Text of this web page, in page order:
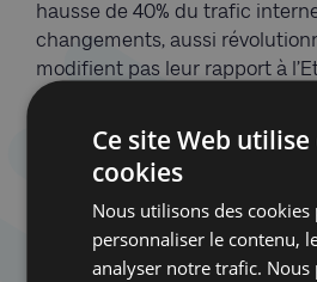
hausse de 40% du trafic
changements, aussi
modifient pas leur rapport à
que des radicaux continuent
plein déconfinement, 2.000
dans les rues de Mea Shearim
Baomer.
Melting-pot israélien
Finalement, la crise aura
Ce site Web utilise
cookies
Nous utilisons des cookies
personnaliser le contenu,
analyser notre trafic. Nous